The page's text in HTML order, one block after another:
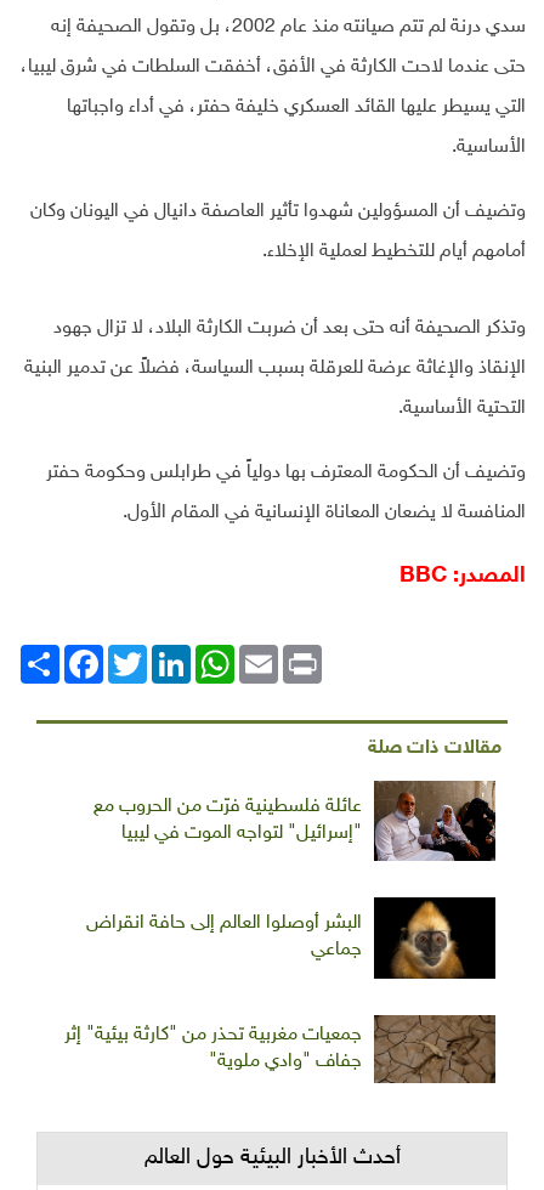
سدي درنة لم تتم صيانته منذ عام 2002، بل وتقول الصحيفة إنه
حتى عندما لاحت الكارثة في الأفق، أخفقت السلطات في شرق ليبيا،
التي يسيطر عليها القائد العسكري خليفة حفتر، في أداء واجباتها
الأساسية.
وتضيف أن المسؤولين شهدوا تأثير العاصفة دانيال في اليونان وكان
أمامهم أيام للتخطيط لعملية الإخلاء.
وتذكر الصحيفة أنه حتى بعد أن ضربت الكارثة البلاد، لا تزال جهود
الإنقاذ والإغاثة عرضة للعرقلة بسبب السياسة، فضلاً عن تدمير البنية
التحتية الأساسية.
وتضيف أن الحكومة المعترف بها دولياً في طرابلس وحكومة حفتر
المنافسة لا يضعان المعاناة الإنسانية في المقام الأول.
المصدر: BBC
انشر
FacebookTwitterLinkedIn
WhatsAppEmail Print
مقالات ذات صلة
عائلة فلسطينية فرّت من الحروب مع
"إسرائيل" لتواجه الموت في ليبيا
البشر أوصلوا العالم إلى حافة انقراض
جماعي
جمعيات مغربية تحذر من "كارثة بيئية" إثر
جفاف "وادي ملوية"
أحدث الأخبار البيئية حول العالم